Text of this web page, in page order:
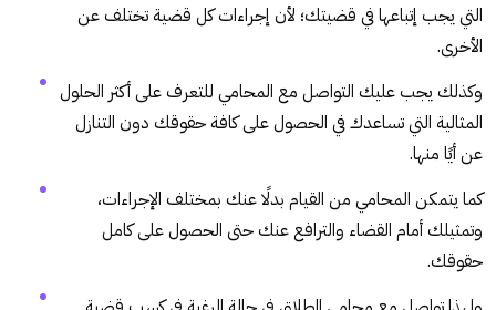
التي يجب إتباعها في قضيتك؛ لأن إجراءات كل قضية تختلف عن
الأخرى.
وكذلك يجب عليك التواصل مع المحامي للتعرف على أكثر الحلول
المثالية التي تساعدك في الحصول على كافة حقوقك دون التنازل
عن أيًا منها.
كما يتمكن المحامي من القيام بدلًا عنك بمختلف الإجراءات،
وتمثيلك أمام القضاء والترافع عنك حتى الحصول على كامل
حقوقك.